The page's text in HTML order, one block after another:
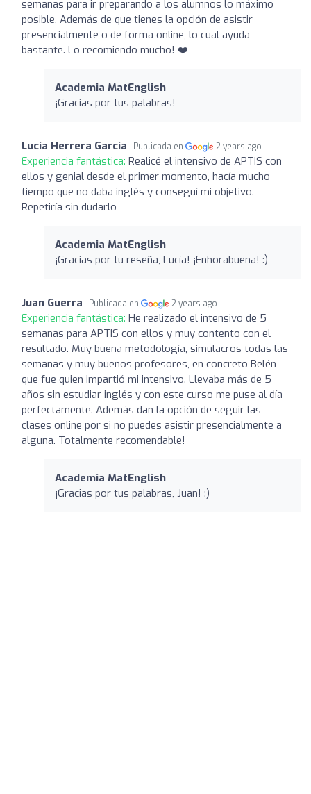
semanas para ir preparando a los alumnos lo máximo
posible. Además de que tienes la opción de asistir
presencialmente o de forma online, lo cual ayuda
bastante. Lo recomiendo mucho! ❤️‍
Academia MatEnglish
¡Gracias por tus palabras!
Lucía Herrera García Publicada en 2 years ago
Experiencia fantástica: Realicé el intensivo de APTIS con
ellos y genial desde el primer momento, hacía mucho
tiempo que no daba inglés y conseguí mi objetivo.
Repetiría sin dudarlo
Academia MatEnglish
¡Gracias por tu reseña, Lucía! ¡Enhorabuena! :)
Juan Guerra Publicada en 2 years ago
Experiencia fantástica: He realizado el intensivo de 5
semanas para APTIS con ellos y muy contento con el
resultado. Muy buena metodología, simulacros todas las
semanas y muy buenos profesores, en concreto Belén
que fue quien impartió mi intensivo. Llevaba más de 5
años sin estudiar inglés y con este curso me puse al día
perfectamente. Además dan la opción de seguir las
clases online por si no puedes asistir presencialmente a
alguna. Totalmente recomendable!
Academia MatEnglish
¡Gracias por tus palabras, Juan! :)